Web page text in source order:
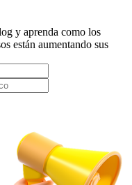
y aprenda como los
están aumentando sus